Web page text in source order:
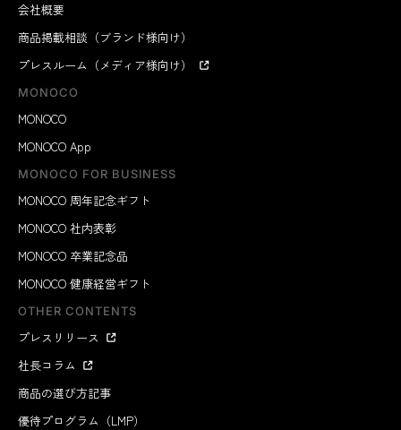
会社概要
商品掲載相談（ブランド様向け）
プレスルーム（メディア様向け）
MONOCO
MONOCO
MONOCO App
MONOCO FOR BUSINESS
MONOCO 周年記念ギフト
MONOCO 社内表彰
MONOCO 卒業記念品
MONOCO 健康経営ギフト
OTHER CONTENTS
プレスリリース
社長コラム
商品の選び方記事
優待プログラム（LMP）